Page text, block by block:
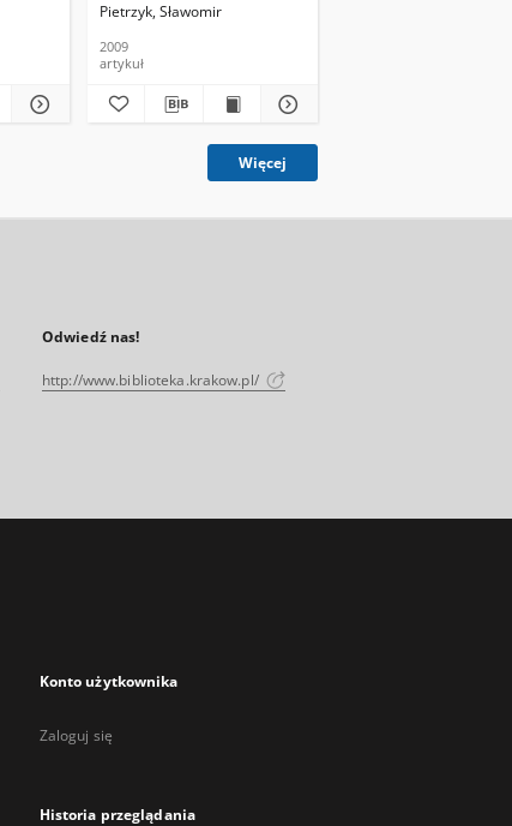
Pietrzyk, Sławomir
2009
artykuł
Więcej
Odwiedź nas!
http://www.biblioteka.krakow.pl/
Konto użytkownika
Zaloguj się
Historia przeglądania